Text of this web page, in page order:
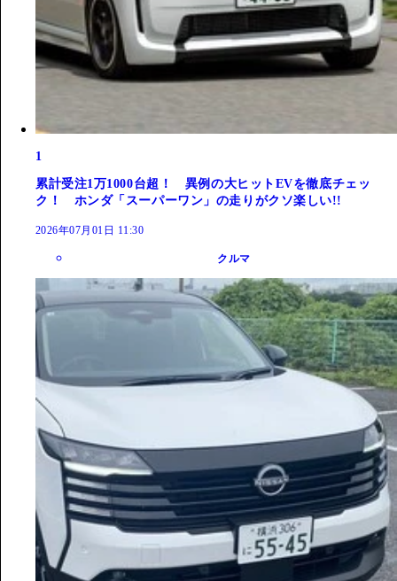
1
累計受注1万1000台超！ 異例の大ヒットEVを徹底チェッ
ク！ ホンダ「スーパーワン」の走りがクソ楽しい!!
2026年07月01日 11:30
クルマ